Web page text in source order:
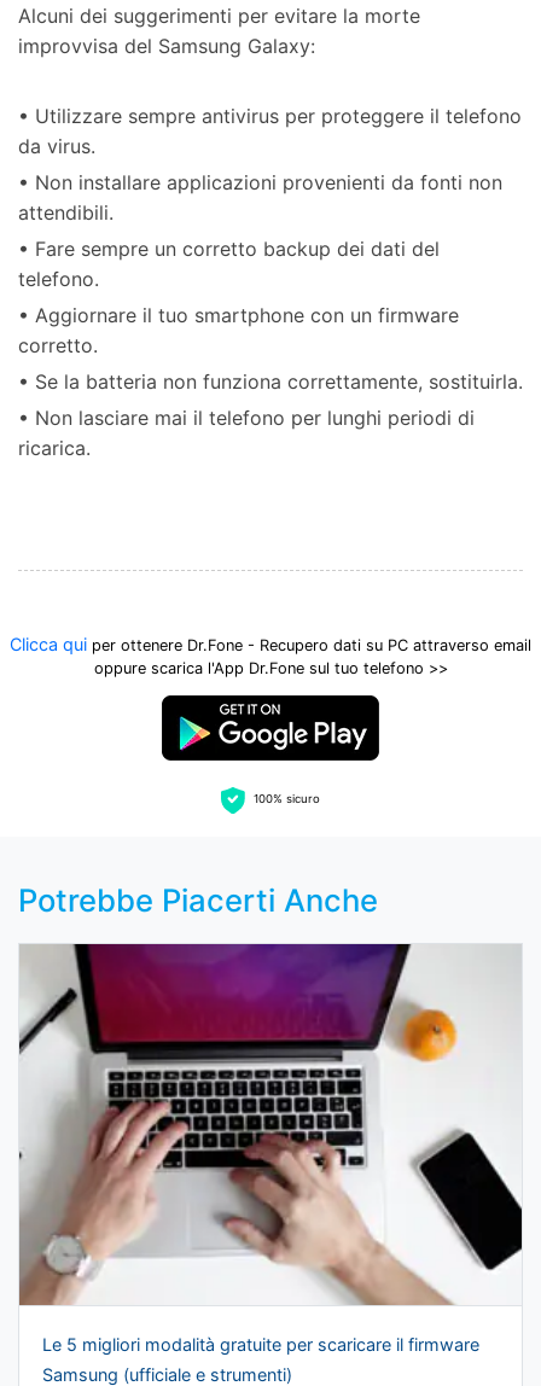
Alcuni dei suggerimenti per evitare la morte
improvvisa del Samsung Galaxy:
• Utilizzare sempre antivirus per proteggere il telefono
da virus.
• Non installare applicazioni provenienti da fonti non
attendibili.
• Fare sempre un corretto backup dei dati del
telefono.
• Aggiornare il tuo smartphone con un firmware
corretto.
• Se la batteria non funziona correttamente, sostituirla.
• Non lasciare mai il telefono per lunghi periodi di
ricarica.
Clicca qui per ottenere Dr.Fone - Recupero dati su PC attraverso email
oppure scarica l'App Dr.Fone sul tuo telefono >>
100% sicuro
Potrebbe Piacerti Anche
Le 5 migliori modalità gratuite per scaricare il firmware
Samsung (ufficiale e strumenti)